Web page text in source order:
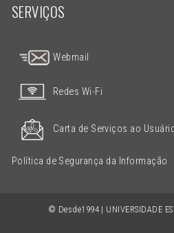
© Desde1994 | UNIVERSIDADE
SERVIÇOS
Webmail
Redes Wi-Fi
Carta de Serviços ao
Política de Segurança da Informação